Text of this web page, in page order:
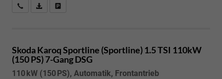
Kostenloser Rückruf-Service
PDF-Datei, Fahrzeugexposé drucken
Skoda KaroqSportline (Sportline) 1.5 TSI 110kW
(150 PS) 7-Gang DSG
110 kW (150 PS), Automatik, Frontantrieb